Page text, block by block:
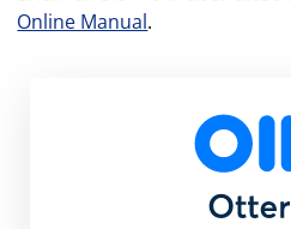
Online Manual.